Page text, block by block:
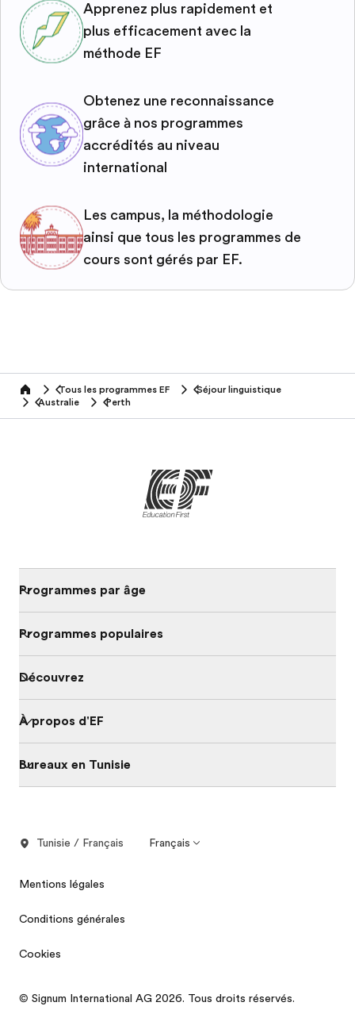
Apprenez plus rapidement et
plus efficacement avec la
méthode EF
Obtenez une reconnaissance
grâce à nos programmes
accrédités au niveau
international
Les campus, la méthodologie
ainsi que tous les programmes de
cours sont gérés par EF.
home Tous les programmes EF
Séjour linguistique
Australie
Perth
Programmes par âge
Programmes populaires
Découvrez
À propos d'EF
Bureaux en Tunisie
Tunisie / Français Français
Mentions légales
Conditions générales
Cookies
© Signum International AG 2026. Tous droits réservés.